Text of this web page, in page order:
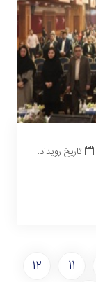
تاریخ رویداد:
11
12